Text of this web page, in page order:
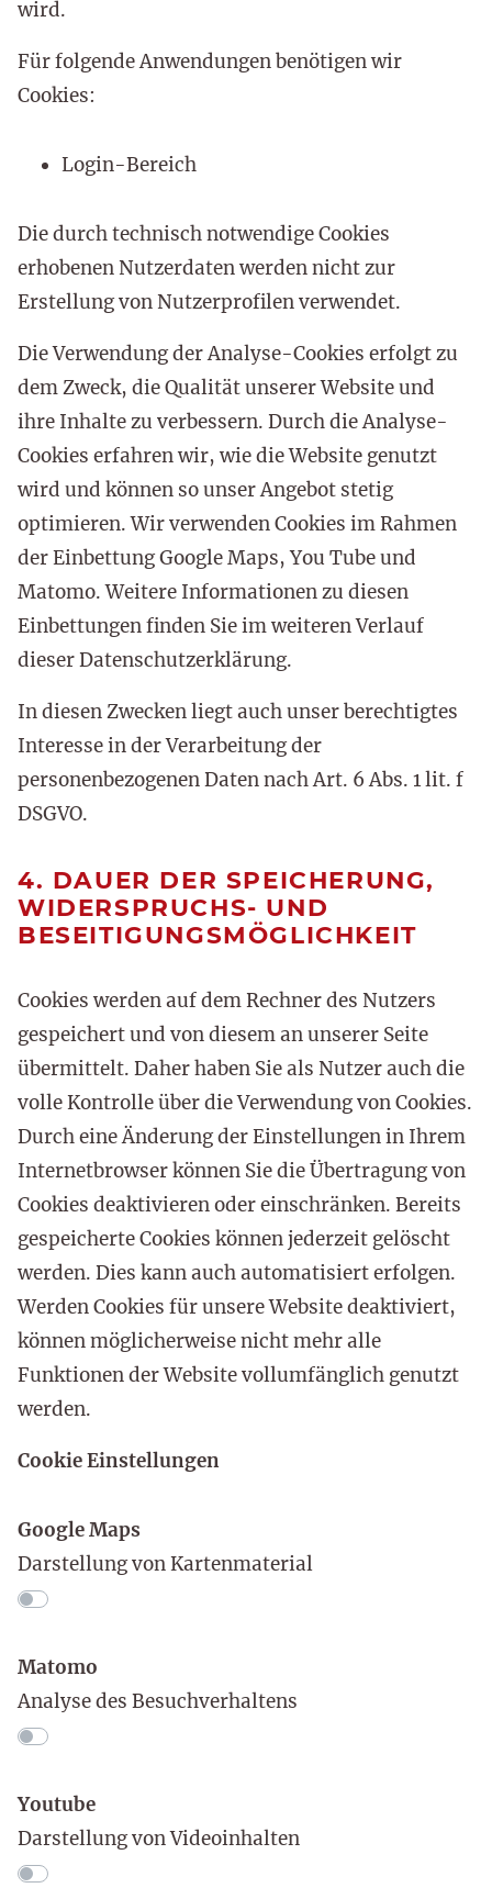
wird.
Für folgende Anwendungen benötigen wir
Cookies:
Login-Bereich
Die durch technisch notwendige Cookies
erhobenen Nutzerdaten werden nicht zur
Erstellung von Nutzerprofilen verwendet.
Die Verwendung der Analyse-Cookies erfolgt zu
dem Zweck, die Qualität unserer Website und
ihre Inhalte zu verbessern. Durch die Analyse-
Cookies erfahren wir, wie die Website genutzt
wird und können so unser Angebot stetig
optimieren. Wir verwenden Cookies im Rahmen
der Einbettung Google Maps, You Tube und
Matomo. Weitere Informationen zu diesen
Einbettungen finden Sie im weiteren Verlauf
dieser Datenschutzerklärung.
In diesen Zwecken liegt auch unser berechtigtes
Interesse in der Verarbeitung der
personenbezogenen Daten nach Art. 6 Abs. 1 lit. f
DSGVO.
4. DAUER DER SPEICHERUNG,
WIDERSPRUCHS- UND
BESEITIGUNGSMÖGLICHKEIT
Cookies werden auf dem Rechner des Nutzers
gespeichert und von diesem an unserer Seite
übermittelt. Daher haben Sie als Nutzer auch die
volle Kontrolle über die Verwendung von Cookies.
Durch eine Änderung der Einstellungen in Ihrem
Internetbrowser können Sie die Übertragung von
Cookies deaktivieren oder einschränken. Bereits
gespeicherte Cookies können jederzeit gelöscht
werden. Dies kann auch automatisiert erfolgen.
Werden Cookies für unsere Website deaktiviert,
können möglicherweise nicht mehr alle
Funktionen der Website vollumfänglich genutzt
werden.
Cookie Einstellungen
Google Maps
Darstellung von Kartenmaterial
Matomo
Analyse des Besuchverhaltens
Youtube
Darstellung von Videoinhalten